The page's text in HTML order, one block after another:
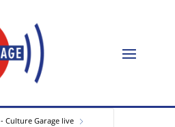
- Culture Garage live